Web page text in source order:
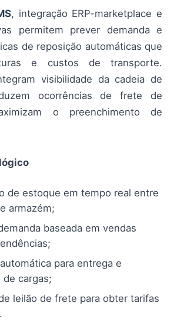
, integração ERP-marketplace e
permitem prever demanda e
de reposição automáticas que
e custos de transporte.
visibilidade da cadeia de
ocorrências de frete de
o preenchimento de
de estoque em tempo real entre
armazém;
baseada em vendas
para entrega e
de cargas;
leilão de frete para obter tarifas